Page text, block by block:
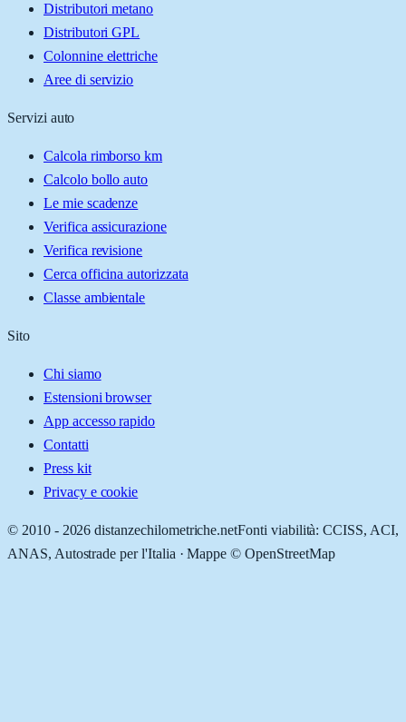
Distributori metano
Distributori GPL
Colonnine elettriche
Aree di servizio
Servizi auto
Calcola rimborso km
Calcolo bollo auto
Le mie scadenze
Verifica assicurazione
Verifica revisione
Cerca officina autorizzata
Classe ambientale
Sito
Chi siamo
Estensioni browser
App accesso rapido
Contatti
Press kit
Privacy e cookie
© 2010 - 2026 distanzechilometriche.netFonti viabilità: CCISS, ACI,
ANAS, Autostrade per l'Italia · Mappe © OpenStreetMap